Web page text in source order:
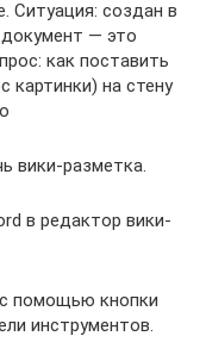
Ситуация: создан в
— это
как поставить
картинки) на стену
вики-разметка.
в редактор вики-
помощью кнопки
инструментов.